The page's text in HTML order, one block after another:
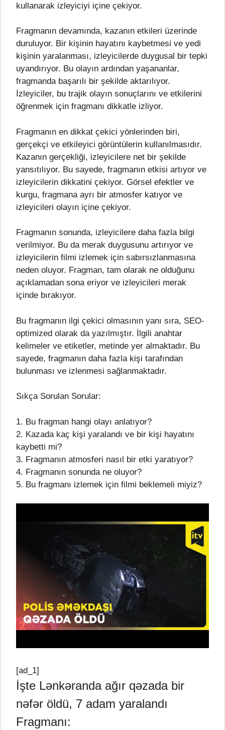
kullanarak izleyiciyi içine çekiyor.
Fragmanın devamında, kazanın etkileri üzerinde
duruluyor. Bir kişinin hayatını kaybetmesi ve yedi
kişinin yaralanması, izleyicilerde duygusal bir tepki
uyandırıyor. Bu olayın ardından yaşananlar,
fragmanda başarılı bir şekilde aktarılıyor.
İzleyiciler, bu trajik olayın sonuçlarını ve etkilerini
öğrenmek için fragmanı dikkatle izliyor.
Fragmanın en dikkat çekici yönlerinden biri,
gerçekçi ve etkileyici görüntülerin kullanılmasıdır.
Kazanın gerçekliği, izleyicilere net bir şekilde
yansıtılıyor. Bu sayede, fragmanın etkisi artıyor ve
izleyicilerin dikkatini çekiyor. Görsel efektler ve
kurgu, fragmana ayrı bir atmosfer katıyor ve
izleyicileri olayın içine çekiyor.
Fragmanın sonunda, izleyicilere daha fazla bilgi
verilmiyor. Bu da merak duygusunu artırıyor ve
izleyicilerin filmi izlemek için sabırsızlanmasına
neden oluyor. Fragman, tam olarak ne olduğunu
açıklamadan sona eriyor ve izleyicileri merak
içinde bırakıyor.
Bu fragmanın ilgi çekici olmasının yanı sıra, SEO-
optimized olarak da yazılmıştır. İlgili anahtar
kelimeler ve etiketler, metinde yer almaktadır. Bu
sayede, fragmanın daha fazla kişi tarafından
bulunması ve izlenmesi sağlanmaktadır.
Sıkça Sorulan Sorular:
1. Bu fragman hangi olayı anlatıyor?
2. Kazada kaç kişi yaralandı ve bir kişi hayatını
kaybetti mi?
3. Fragmanın atmosferi nasıl bir etki yaratıyor?
4. Fragmanın sonunda ne oluyor?
5. Bu fragmanı izlemek için filmi beklemeli miyiz?
[ad_1]
İşte Lənkəranda ağır qəzada bir
nəfər öldü, 7 adam yaralandı
Fragmanı: